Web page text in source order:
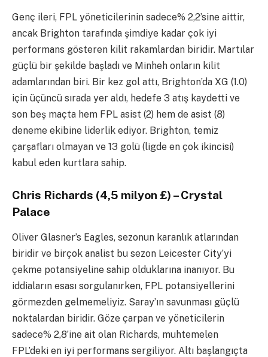
Genç ileri, FPL yöneticilerinin sadece% 2,2’sine aittir,
ancak Brighton tarafında şimdiye kadar çok iyi
performans gösteren kilit rakamlardan biridir. Martılar
güçlü bir şekilde başladı ve Minheh onların kilit
adamlarından biri. Bir kez gol attı, Brighton’da XG (1.0)
için üçüncü sırada yer aldı, hedefe 3 atış kaydetti ve
son beş maçta hem FPL asist (2) hem de asist (8)
deneme ekibine liderlik ediyor. Brighton, temiz
çarşafları olmayan ve 13 golü (ligde en çok ikincisi)
kabul eden kurtlara sahip.
Chris Richards (4,5 milyon £) – Crystal
Palace
Oliver Glasner’s Eagles, sezonun karanlık atlarından
biridir ve birçok analist bu sezon Leicester City’yi
çekme potansiyeline sahip olduklarına inanıyor. Bu
iddiaların esası sorgulanırken, FPL potansiyellerini
görmezden gelmemeliyiz. Saray’ın savunması güçlü
noktalardan biridir. Göze çarpan ve yöneticilerin
sadece% 2,8’ine ait olan Richards, muhtemelen
FPL’deki en iyi performans sergiliyor. Altı başlangıçta